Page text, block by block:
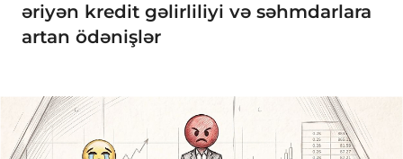
əriyən kredit gəlirliliyi və səhmdarlara
artan ödənişlər